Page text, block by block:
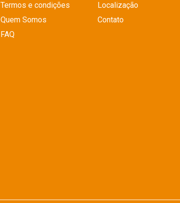
Termos e condições
Quem Somos
FAQ
Localização
Contato